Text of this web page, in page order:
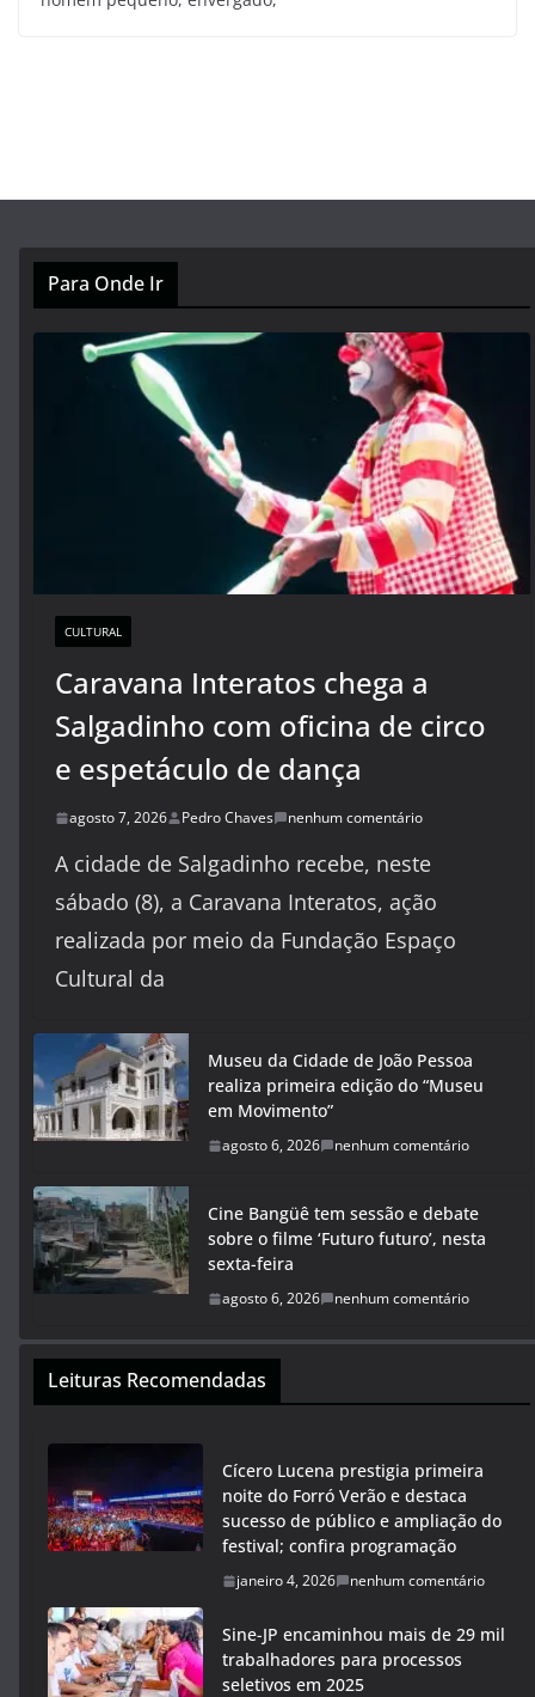
Para Onde Ir
CULTURAL
Caravana Interatos chega a
Salgadinho com oficina de circo
e espetáculo de dança
agosto 7, 2026 Pedro Chaves nenhum comentário
A cidade de Salgadinho recebe, neste
sábado (8), a Caravana Interatos, ação
realizada por meio da Fundação Espaço
Cultural da
Museu da Cidade de João Pessoa
realiza primeira edição do “Museu
em Movimento”
agosto 6, 2026 nenhum comentário
Cine Bangüê tem sessão e debate
sobre o filme ‘Futuro futuro’, nesta
sexta-feira
agosto 6, 2026 nenhum comentário
Leituras Recomendadas
Cícero Lucena prestigia primeira
noite do Forró Verão e destaca
sucesso de público e ampliação do
festival; confira programação
janeiro 4, 2026 nenhum comentário
Sine-JP encaminhou mais de 29 mil
trabalhadores para processos
seletivos em 2025